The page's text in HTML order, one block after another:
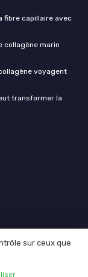
fibre capillaire avec
collagène marin
voyagent
transformer la
sur ceux que